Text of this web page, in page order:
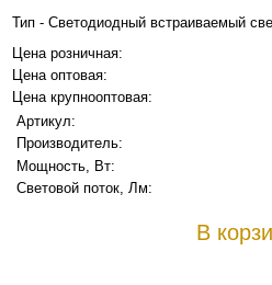
Тип - Светодиодный встраиваемый
Цена розничная:
Цена оптовая:
Цена крупнооптовая:
Артикул:
Производитель:
Мощность, Вт:
Световой поток, Лм:
В